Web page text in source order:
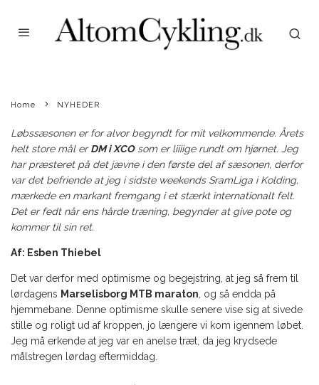
UGGI KALDAN · NYHEDER · MAY 21, 2015
Home NYHEDER
Løbssæsonen er for alvor begyndt for mit velkommende. Årets
helt store mål erDM i XCOsom er liiiige rundt om hjørnet. Jeg
har præsteret på det jævne i den første del af sæsonen, derfor
var det befriende at jeg i sidste weekends SramLiga i Kolding,
mærkede en markant fremgang i et stærkt internationalt felt.
Det er fedt når ens hårde træning, begynder at give pote og
kommer til sin ret.
Af: Esben Thiebel
Det var derfor med optimisme og begejstring, at jeg så frem til
lørdagens Marselisborg MTB maraton, og så endda på
hjemmebane. Denne optimisme skulle senere vise sig at sivede
stille og roligt ud af kroppen, jo længere vi kom igennem løbet.
Jeg må erkende at jeg var en anelse træt, da jeg krydsede
målstregen lørdag eftermiddag.